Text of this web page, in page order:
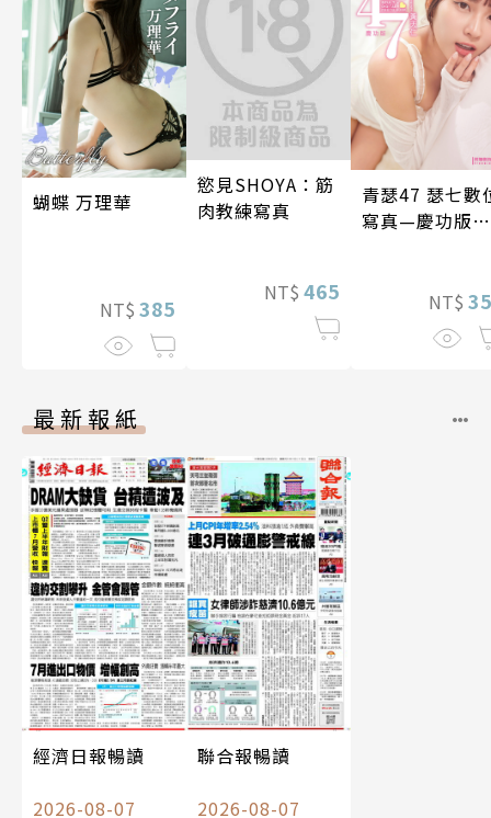
蝴蝶 万理華
NT$ 385
慾見SHOYA：筋
肉教練寫真
NT$ 465
青瑟47 瑟七數
寫真—慶功版
NT$
最新報紙
經濟日報暢讀
2026-08-07
聯合報暢讀
2026-08-07